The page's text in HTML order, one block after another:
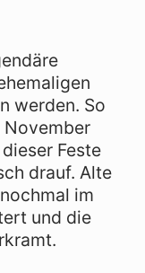
werden. So
November
Feste
drauf. Alte
im
und die